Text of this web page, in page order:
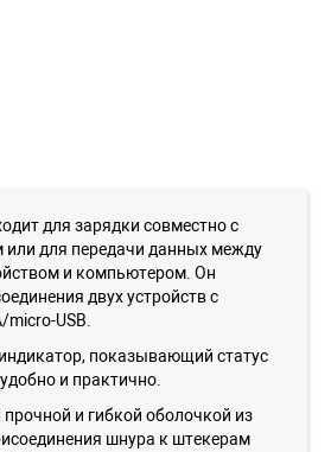
для зарядки совместно с
или для передачи данных между
и компьютером. Он
двух устройств с
micro-USB.
показывающий статус
и практично.
и гибкой оболочкой из
шнура к штекерам